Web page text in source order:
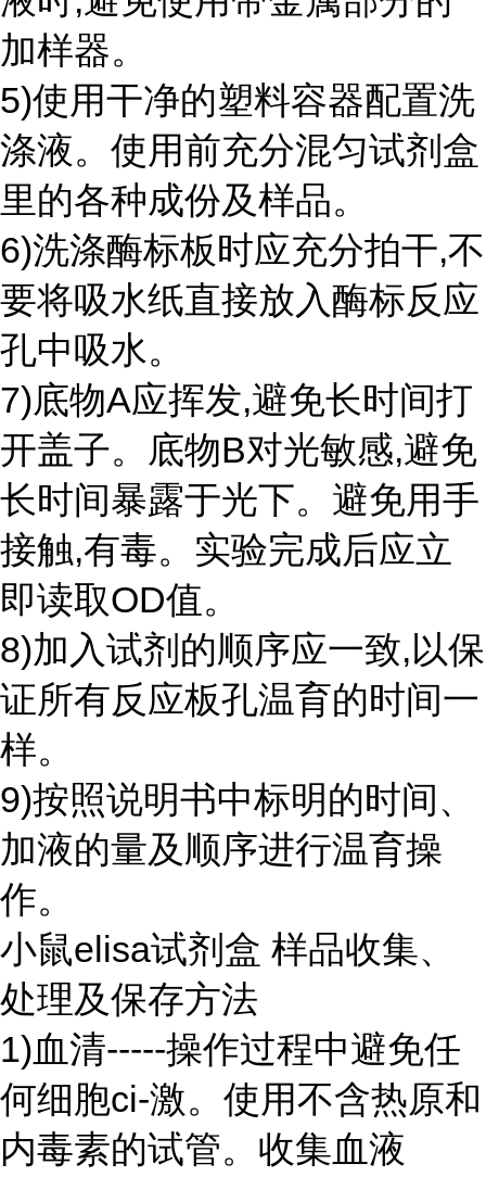
加样器。
5)使用干净的塑料容器配置洗
涤液。使用前充分混匀试剂盒
里的各种成份及样品。
6)洗涤酶标板时应充分拍干,不
要将吸水纸直接放入酶标反应
孔中吸水。
7)底物A应挥发,避免长时间打
开盖子。底物B对光敏感,避免
长时间暴露于光下。避免用手
接触,有毒。实验完成后应立
即读取OD值。
8)加入试剂的顺序应一致,以保
证所有反应板孔温育的时间一
样。
9)按照说明书中标明的时间、
加液的量及顺序进行温育操
作。
小鼠elisa试剂盒 样品收集、
处理及保存方法
1)血清-----操作过程中避免任
何细胞ci-激。使用不含热原和
内毒素的试管。收集血液